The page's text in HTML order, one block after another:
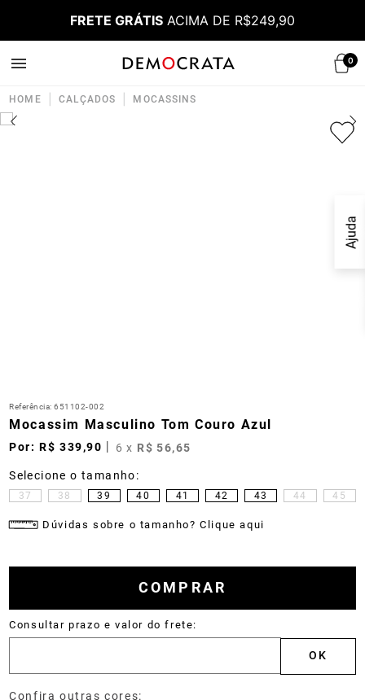
FRETE GRÁTIS ACIMA DE R$249,90
0
Ajuda
HOME CALÇADOS MOCASSINS
Referência:651102-002
Mocassim Masculino Tom Couro Azul
R$ 339,90 6 x R$ 56,65
37 38 39 40 41 42 43 44 45
Dúvidas sobre o tamanho? Clique aqui
COMPRAR